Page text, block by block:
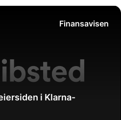
Finansavisen
i Klarna-